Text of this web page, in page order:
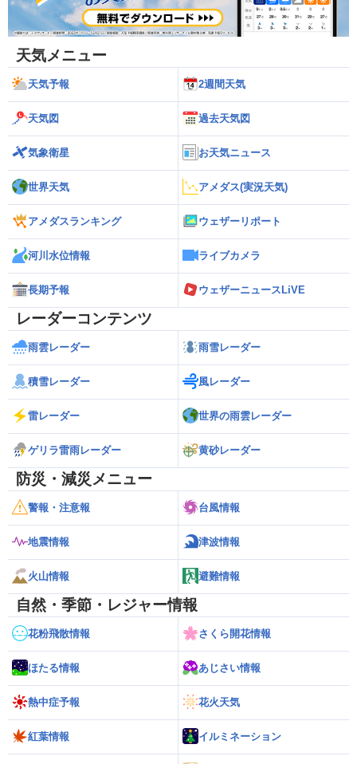
天気メニュー
天気予報 2週間天気
天気図 過去天気図
気象衛星 お天気ニュース
世界天気 アメダス(実況天気)
アメダスランキング ウェザーリポート
河川水位情報 ライブカメラ
長期予報 ウェザーニュースLiVE
レーダーコンテンツ
雨雲レーダー 雨雪レーダー
積雪レーダー 風レーダー
雷レーダー 世界の雨雲レーダー
ゲリラ雷雨レーダー 黄砂レーダー
防災・減災メニュー
警報・注意報 台風情報
地震情報 津波情報
火山情報 避難情報
自然・季節・レジャー情報
花粉飛散情報 さくら開花情報
ほたる情報 あじさい情報
熱中症予報 花火天気
紅葉情報 イルミネーション